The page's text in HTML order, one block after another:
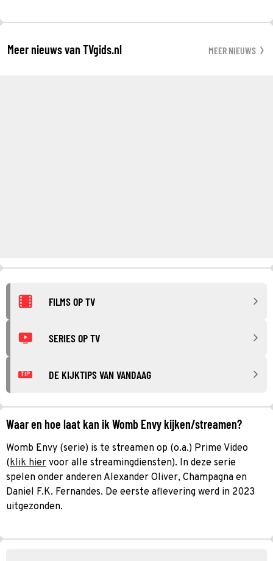
Meer nieuws van TVgids.nl MEER NIEUWS
FILMS OP TV
SERIES OP TV
TIP DE KIJKTIPS VAN VANDAAG
Waar en hoe laat kan ik Womb Envy kijken/streamen?
Womb Envy (serie) is te streamen op (o.a.) Prime Video
(klik hier voor alle streamingdiensten). In deze serie
spelen onder anderen Alexander Oliver, Champagna en
Daniel F.K. Fernandes. De eerste aflevering werd in 2023
uitgezonden.